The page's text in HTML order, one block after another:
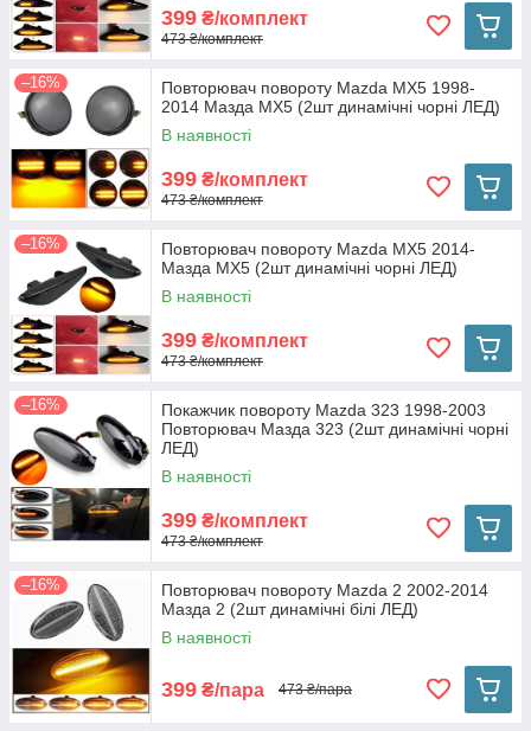
399 ₴/комплект
473 ₴/комплект
–16%
Повторювач повороту Mazda MX5 1998-
2014 Мазда МХ5 (2шт динамічні чорні ЛЕД)
В наявності
399 ₴/комплект
473 ₴/комплект
–16%
Повторювач повороту Mazda MX5 2014-
Мазда МХ5 (2шт динамічні чорні ЛЕД)
В наявності
399 ₴/комплект
473 ₴/комплект
–16%
Покажчик повороту Mazda 323 1998-2003
Повторювач Мазда 323 (2шт динамічні чорні
ЛЕД)
В наявності
399 ₴/комплект
473 ₴/комплект
–16%
Повторювач повороту Mazda 2 2002-2014
Мазда 2 (2шт динамічні білі ЛЕД)
В наявності
399 ₴/пара 473 ₴/пара